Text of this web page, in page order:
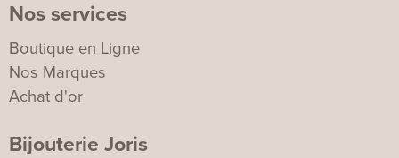
Nos services
Boutique en Ligne
Nos Marques
Achat d'or
Bijouterie Joris